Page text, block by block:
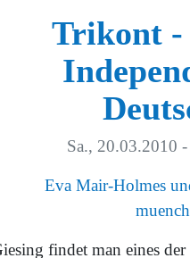
Trikont -
Sa., 20.03.2010
findet man eines